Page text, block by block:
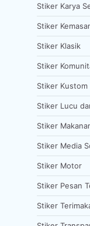
Stiker Karya
Stiker
Stiker Klasik
Stiker
Stiker Kustom
Stiker Lucu
Stiker
Stiker Media
Stiker Motor
Stiker Pesan
Stiker